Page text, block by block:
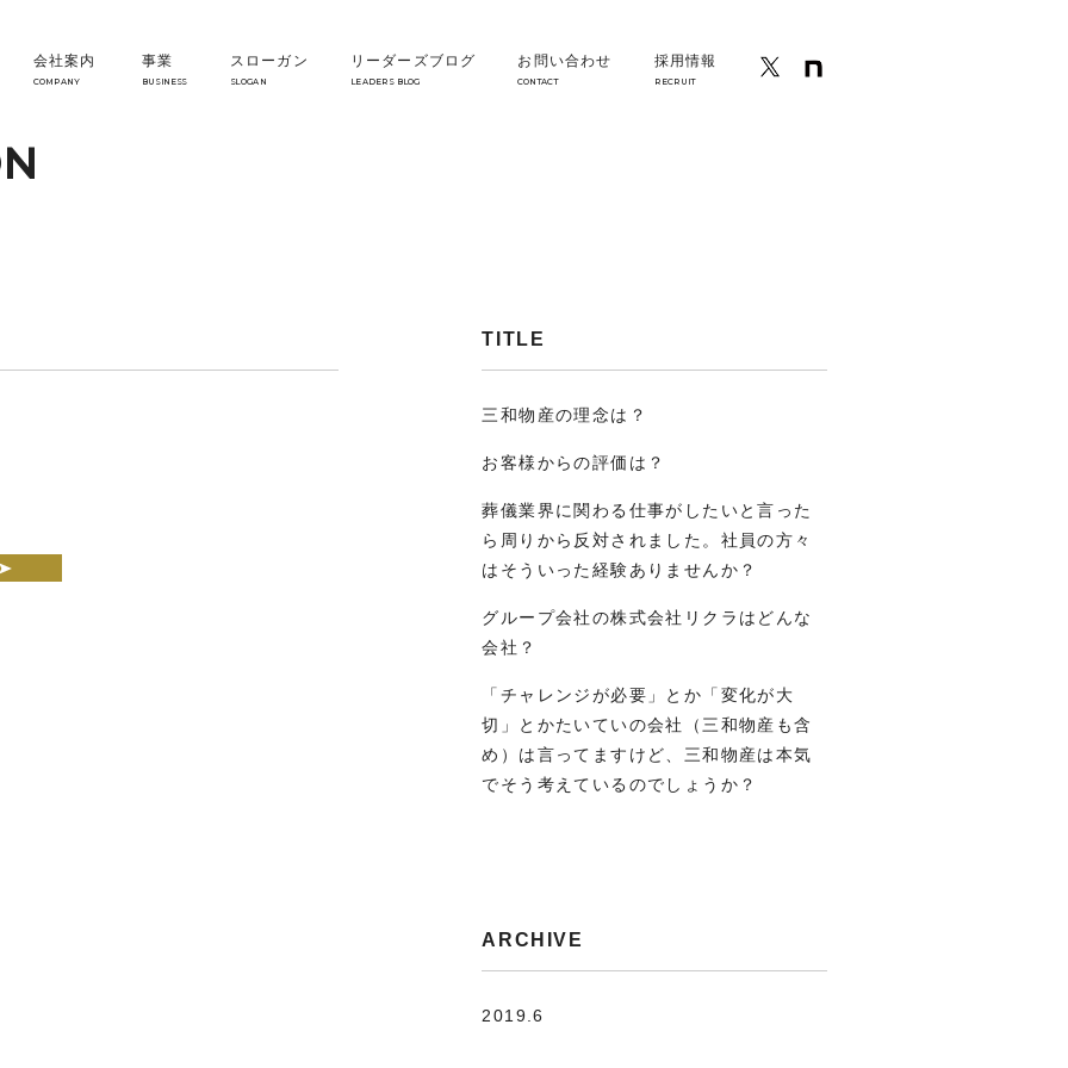
会社案内
COMPANY
事業
BUSINESS
スローガン
SLOGAN
リーダーズブログ
LEADERS BLOG
お問い合わせ
CONTACT
採用情報
RECRUIT
TITLE
三和物産の理念は？
お客様からの評価は？
葬儀業界に関わる仕事がしたいと言った
ら周りから反対されました。社員の方々
はそういった経験ありませんか？
グループ会社の株式会社リクラはどんな
会社？
「チャレンジが必要」とか「変化が大
切」とかたいていの会社（三和物産も含
め）は言ってますけど、三和物産は本気
でそう考えているのでしょうか？
ARCHIVE
2019.6